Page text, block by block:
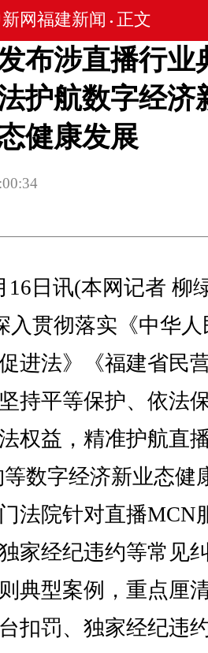
网福建新闻 • 正文
布涉直播行业
护航数字经济
健康发展
日讯(本网记者 柳
入贯彻落实《中华人
进法》《福建省民
持平等保护、依法
权益，精准护航直
数字经济新业态健
法院针对直播MCN
家经纪违约等常见
典型案例，重点厘
扣罚、独家经纪违